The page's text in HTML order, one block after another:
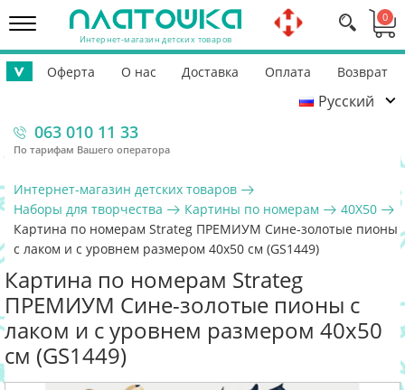
> Оферта О нас Доставка Оплата
Возврат
Помощь ВСУ
Русский
063 010 11 33
По тарифам Вашего оператора
Интернет-магазин детских товаров
0
Интернет-магазин детских товаров
Наборы для творчества
Картины по номерам
40Х50
Картина по номерам Strateg ПРЕМИУМ Сине-золотые пионы
с лаком и с уровнем размером 40х50 см (GS1449)
Картина по номерам Strateg
ПРЕМИУМ Сине-золотые пионы с
лаком и с уровнем размером 40х50
см (GS1449)